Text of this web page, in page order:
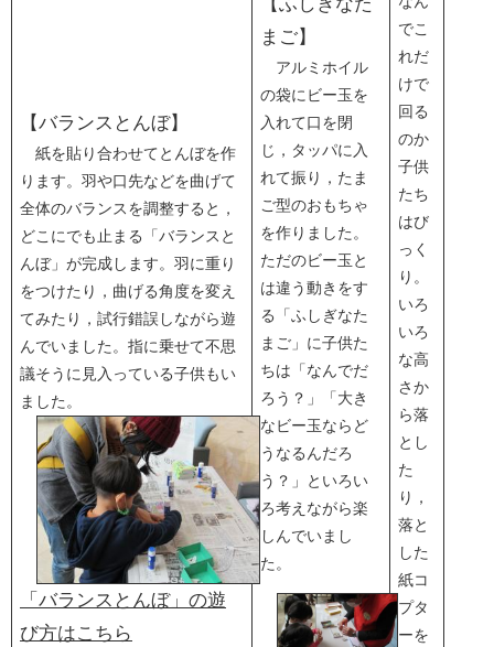
【バランスとんぼ】
紙を貼り合わせてとんぼを作
ります。羽や口先などを曲げて
全体のバランスを調整すると，
どこにでも止まる「バランスと
んぼ」が完成します。羽に重り
をつけたり，曲げる角度を変え
てみたり，試行錯誤しながら遊
んでいました。指に乗せて不思
議そうに見入っている子供もい
ました。
「バランスとんぼ」の遊
び方はこちら
まご】
アルミホイル
の袋にビー玉を
入れて口を閉
じ，タッパに入
れて振り，たま
ご型のおもちゃ
を作りました。
ただのビー玉と
は違う動きをす
る「ふしぎなた
まご」に子供た
ちは「なんでだ
ろう？」「大き
なビー玉ならど
うなるんだろ
う？」といろい
ろ考えながら楽
しんでいまし
た。
でこ
れだ
けで
回る
のか
子供
たち
はび
っく
り。
いろ
いろ
な高
さか
ら落
とし
た
り，
落と
した
紙コ
プタ
ーを